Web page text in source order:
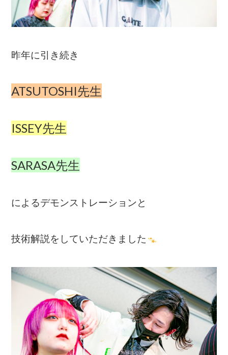
昨年に引き続き
ATSUTOSHI先生
ISSEY先生
SARASA先生
によるデモンストレーションと
技術解説をしていただきました